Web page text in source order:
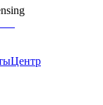
Центр